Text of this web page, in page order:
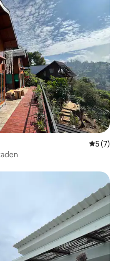
5 av 5 i
5 (7)